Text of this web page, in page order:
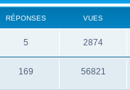
RÉPONSES VUES
5 2874
169 56821